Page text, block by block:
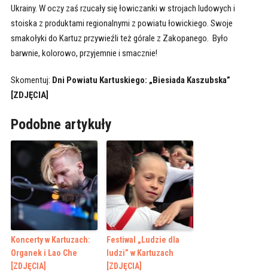
Ukrainy. W oczy zaś rzucały się łowiczanki w strojach ludowych i
stoiska z produktami regionalnymi z powiatu łowickiego. Swoje
smakołyki do Kartuz przywieźli też górale z Zakopanego. Było
barwnie, kolorowo, przyjemnie i smacznie!
Skomentuj: Dni Powiatu Kartuskiego: „Biesiada Kaszubska”
[ZDJĘCIA]
Podobne artykuły
Koncerty w Kartuzach:
Organek i Lao Che
[ZDJĘCIA]
Festiwal „Ludzie dla
ludzi” w Kartuzach
[ZDJĘCIA]